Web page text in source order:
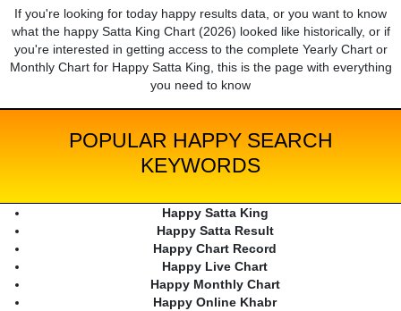
If you're looking for today happy results data, or you want to know
what the happy Satta King Chart (2026) looked like historically, or if
you're interested in getting access to the complete Yearly Chart or
Monthly Chart for Happy Satta King, this is the page with everything
you need to know
POPULAR HAPPY SEARCH
KEYWORDS
Happy Satta King
Happy Satta Result
Happy Chart Record
Happy Live Chart
Happy Monthly Chart
Happy Online Khabr